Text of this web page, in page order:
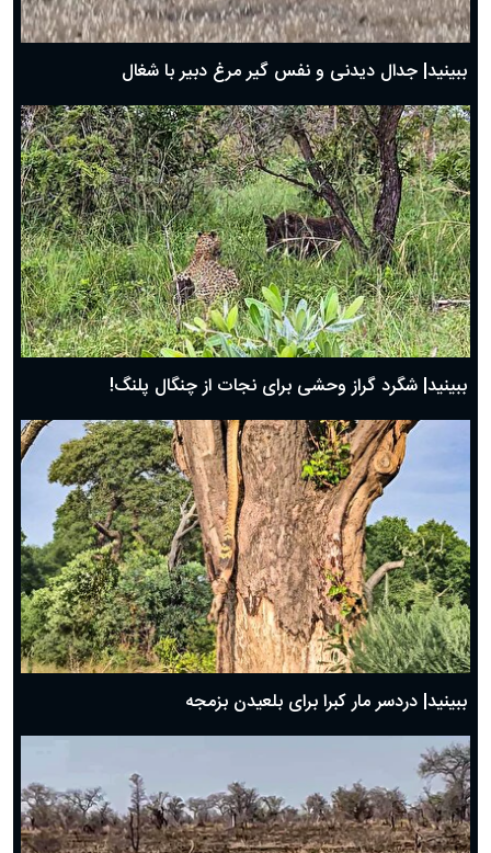
بهترین پیامک تبریک روز پدر ۱۴۰۴؛ جملات زیبا و صمیمانه
ببینید| جدال دیدنی و نفس گیر مرغ دبیر با شغال
ببینید| شگرد گراز وحشی برای نجات از چنگال پلنگ!
ببینید| دردسر مار کبرا برای بلعیدن بزمجه